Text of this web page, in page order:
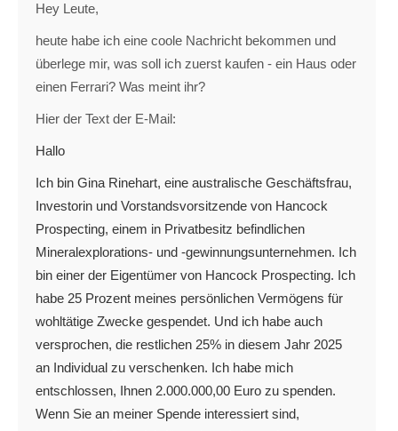
Hey Leute,
heute habe ich eine coole Nachricht bekommen und
überlege mir, was soll ich zuerst kaufen - ein Haus oder
einen Ferrari? Was meint ihr?
Hier der Text der E-Mail:
Hallo
Ich bin Gina Rinehart, eine australische Geschäftsfrau,
Investorin und Vorstandsvorsitzende von Hancock
Prospecting, einem in Privatbesitz befindlichen
Mineralexplorations- und -gewinnungsunternehmen. Ich
bin einer der Eigentümer von Hancock Prospecting. Ich
habe 25 Prozent meines persönlichen Vermögens für
wohltätige Zwecke gespendet. Und ich habe auch
versprochen, die restlichen 25% in diesem Jahr 2025
an Individual zu verschenken. Ich habe mich
entschlossen, Ihnen 2.000.000,00 Euro zu spenden.
Wenn Sie an meiner Spende interessiert sind,